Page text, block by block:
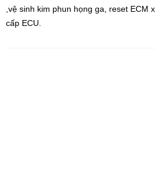
,vệ sinh kim phun họng ga, reset ECM
cấp ECU.